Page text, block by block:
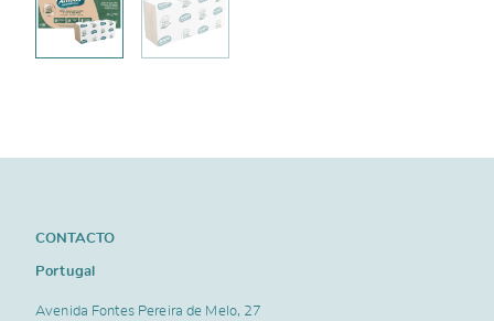
CONTACTO
Portugal
Avenida Fontes Pereira de Melo, 27